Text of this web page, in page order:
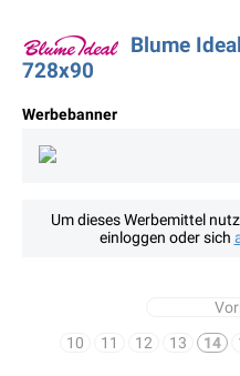
Blume
728x90
Werbebanner
Um dieses Werbemittel
einloggen oder sich
10
11 12 13 14